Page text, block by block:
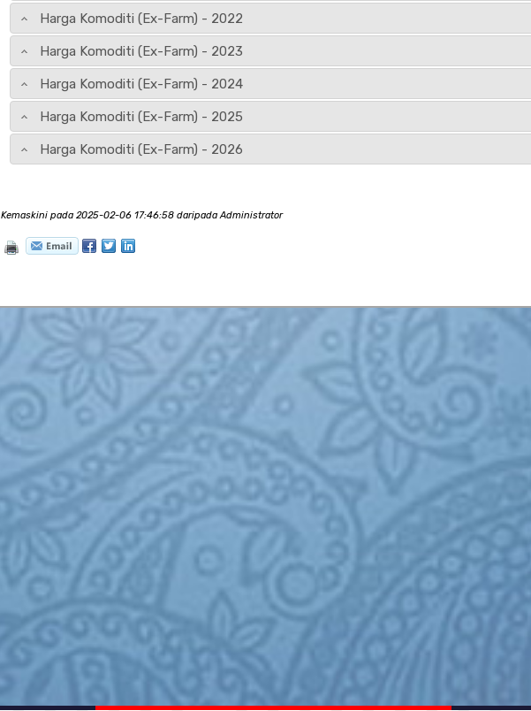
Harga Komoditi (Ex-Farm) - 2022
Harga Komoditi (Ex-Farm) - 2023
Harga Komoditi (Ex-Farm) - 2024
Harga Komoditi (Ex-Farm) - 2025
Harga Komoditi (Ex-Farm) - 2026
Kemaskini pada 2025-02-06 17:46:58 daripada Administrator